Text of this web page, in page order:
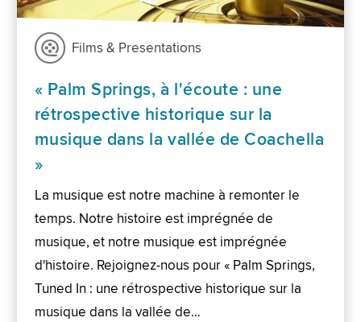
Films & Presentations
« Palm Springs, à l'écoute : une
rétrospective historique sur la
musique dans la vallée de Coachella
»
La musique est notre machine à remonter le
temps. Notre histoire est imprégnée de
musique, et notre musique est imprégnée
d'histoire. Rejoignez-nous pour « Palm Springs,
Tuned In : une rétrospective historique sur la
musique dans la vallée de…